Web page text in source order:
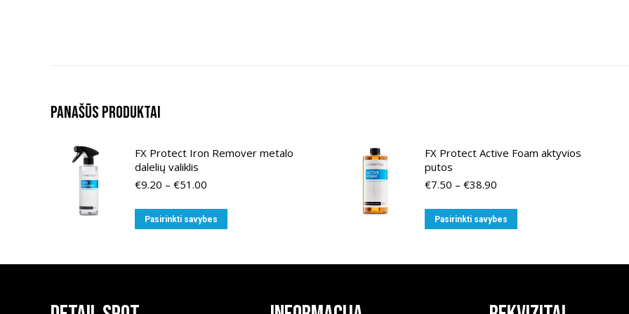
Panašūs produktai
FX Protect Iron Remover metalo
dalelių valiklis
€9.20 – €51.00
€9.20
through
Pasirinkti savybes
FX Protect Active Foam aktyvios
putos
€7.50 – €38.90Price
€7.50
through
Pasirinkti savybes
The